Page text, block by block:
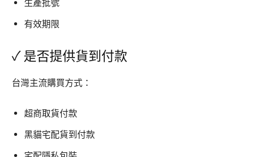
生產批號
有效期限
✓ 是否提供貨到付款
台灣主流購買方式：
超商取貨付款
黑貓宅配貨到付款